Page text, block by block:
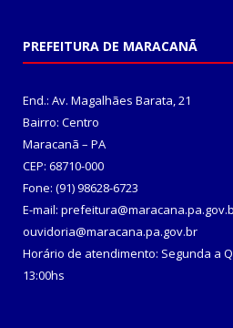
PREFEITURA DE MARACANÃ
End.: Av. Magalhães Barata, 21
Bairro: Centro
Maracanã – PA
CEP: 68710-000
Fone: (91) 98628-6723
E-mail:
ouvidoria@maracana.pa.gov.br
Horário de atendimento: Segunda a
13:00hs